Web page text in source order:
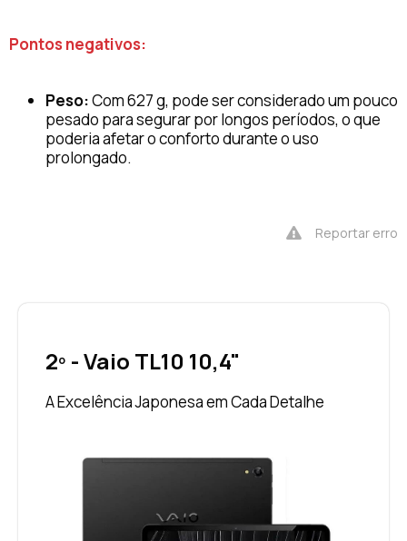
Pontos negativos:
Peso:Com 627 g, pode ser considerado um pouco
pesado para segurar por longos períodos, o que
poderia afetar o conforto durante o uso
prolongado.
Reportar erro
2º - Vaio TL10 10,4"
A Excelência Japonesa em Cada Detalhe